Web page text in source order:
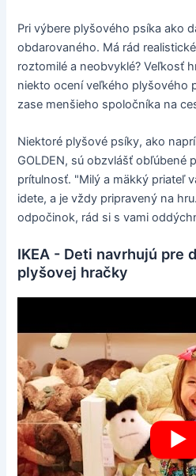
Pri výbere plyšového psíka ako
obdarovaného. Má rád
roztomilé a neobvyklé? Veľkosť
niekto ocení veľkého plyšového
zase menšieho spoločníka na
Niektoré plyšové psíky, ako
GOLDEN, sú obzvlášť obľúbené
prítulnosť. "Milý a mäkký priateľ
idete, a je vždy pripravený na
odpočinok, rád si s vami
IKEA - Deti navrhujú pre
plyšovej hračky